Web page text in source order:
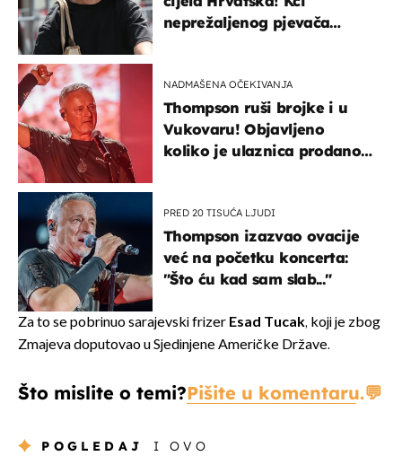
neprežaljenog pjevača
NADMAŠENA OČEKIVANJA
Thompson ruši brojke i u
Vukovaru! Objavljeno
koliko je ulaznica prodano
PRED 20 TISUĆA LJUDI
Thompson izazvao ovacije
već na početku koncerta:
"Što ću kad sam slab..."
Za to se pobrinuo sarajevski frizer Esad Tucak, koji je zbog
Zmajeva doputovao u Sjedinjene Američke Države.
Što mislite o temi?Pišite u komentaru.
POGLEDAJ I OVO